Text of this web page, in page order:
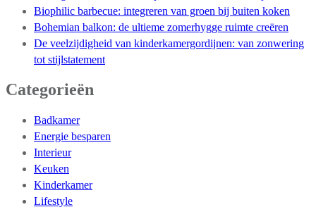
Biophilic barbecue: integreren van groen bij buiten koken
Bohemian balkon: de ultieme zomerhygge ruimte creëren
De veelzijdigheid van kinderkamergordijnen: van zonwering
tot stijlstatement
Categorieën
Badkamer
Energie besparen
Interieur
Keuken
Kinderkamer
Lifestyle